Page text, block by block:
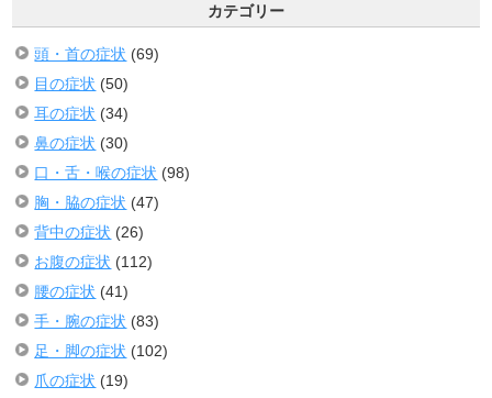
カテゴリー
頭・首の症状 (69)
目の症状 (50)
耳の症状 (34)
鼻の症状 (30)
口・舌・喉の症状 (98)
胸・脇の症状 (47)
背中の症状 (26)
お腹の症状 (112)
腰の症状 (41)
手・腕の症状 (83)
足・脚の症状 (102)
爪の症状 (19)